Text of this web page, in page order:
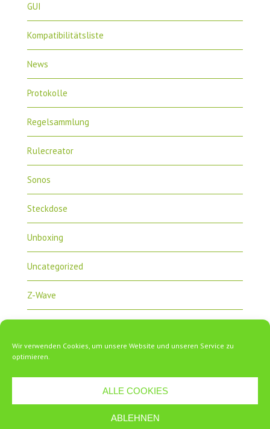
Wir verwenden Cookies, um unsere Website und unseren Service zu
optimieren.
ALLE COOKIES
ABLEHNEN
GUI
Kompatibilitätsliste
News
Protokolle
Regelsammlung
Rulecreator
Sonos
Steckdose
Unboxing
Uncategorized
Z-Wave
ZipaTile